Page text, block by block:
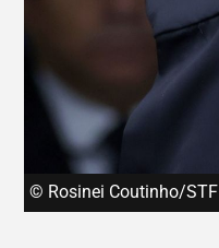
© Rosinei Coutinho/STF